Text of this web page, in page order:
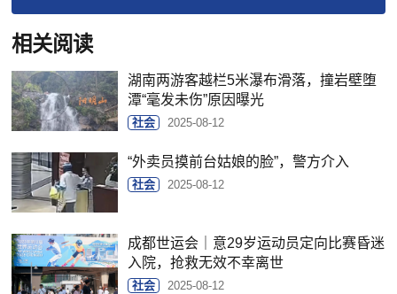
相关阅读
湖南两游客越栏5米瀑布滑落，撞岩壁堕
潭“毫发未伤”原因曝光
社会 2025-08-12
“外卖员摸前台姑娘的脸”，警方介入
社会 2025-08-12
成都世运会｜意29岁运动员定向比赛昏迷
入院，抢救无效不幸离世
社会 2025-08-12